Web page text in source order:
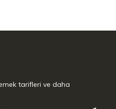
tarifleri ve daha